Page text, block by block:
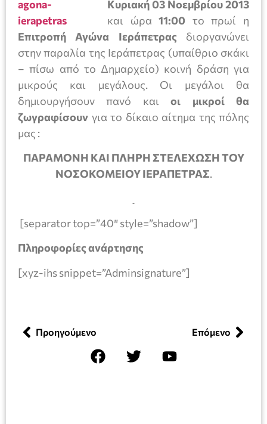
Κυριακή 03 Νοεμβρίου 2013
και ώρα11:00 το πρωί η
Επιτροπή Αγώνα Ιεράπετρας διοργανώνει
στην παραλία της Ιεράπετρας (υπαίθριο σκάκι
– πίσω από το Δημαρχείο) κοινή δράση για
μικρούς και μεγάλους. Οι μεγάλοι θα
δημιουργήσουν πανό καιοι μικροί θα
ζωγραφίσουν για το δίκαιο αίτημα της πόλης
μας :
ΠΑΡΑΜΟΝΗ ΚΑΙ ΠΛΗΡΗ ΣΤΕΛΕΧΩΣΗ ΤΟΥ
ΝΟΣΟΚΟΜΕΙΟΥ ΙΕΡΑΠΕΤΡΑΣ.
[separator top=”40″ style=”shadow”]
Πληροφορίες ανάρτησης
[xyz-ihs snippet=”Adminsignature”]
Προηγούμενο Επόμενο